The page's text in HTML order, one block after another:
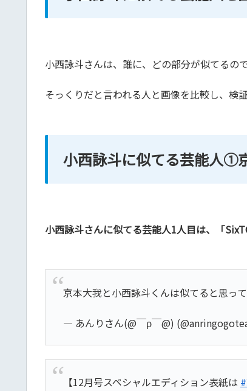
小西詠斗さんは、誰に、どの部分が似てるの
そっくりだと言われる人と画像を比較し、検
小西詠斗に似てる芸能人①
小西詠斗さんに似てる芸能人1人目は、「
京本大我と小西詠斗くんは似てると思って
— あんりさん(@￣ρ￣@)
【12月号スペシャルエディション表紙は